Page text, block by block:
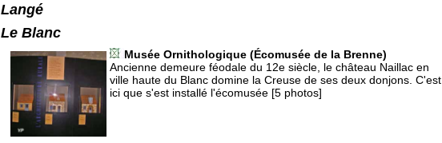
Langé
Le Blanc
Musée Ornithologique (Écomusée de la Brenne)
Ancienne demeure féodale du 12e siècle, le château Naillac en
ville haute du Blanc domine la Creuse de ses deux donjons. C'est
ici que s'est installé l'écomusée [5 photos]